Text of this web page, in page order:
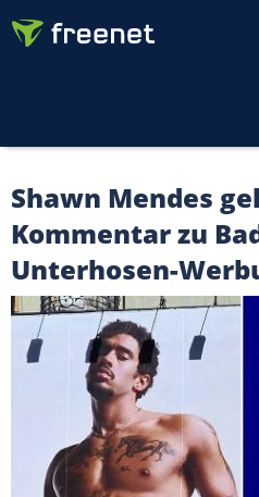
Shawn Mendes
Kommentar zu
Unterhosen-